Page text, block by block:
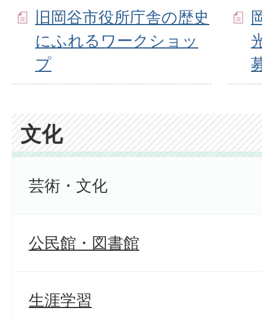
旧岡谷市役所庁舎の歴史
にふれるワークショッ
プ
文化
芸術・文化
公民館・図書館
生涯学習